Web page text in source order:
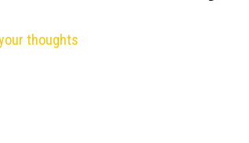
thoughts